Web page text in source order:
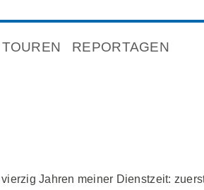
REPORTAGEN
Jahren meiner Dienstzeit: